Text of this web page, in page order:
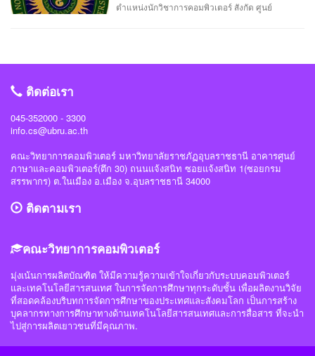
ตำแหน่งนักวิชาการคอมพิวเตอร์ สังกัด ศูนย์
2. เจ้าหน้าที่ประจำโครงการผลิตสื่อดิจิตอลเพื่อการ
ติดต่อเรา
045-352000 - 3300
info.cs@ubru.ac.th
คณะวิทยาการคอมพิวเตอร์ มหาวิทยาลัยราชภัฏอุบลราชธานี อาคารศูนย์
ภาษาและคอมพิวเตอร์(ตึก 30) ถนนแจ้งสนิท ซอยแจ้งสนิท 1(ซอยกรม
สรรพากร) ต.ในเมือง อ.เมือง จ.อุบลราชธานี 34000
ติดตามเรา
คณะวิทยาการคอมพิวเตอร์
มุ่งเน้นการผลิตบัณฑิต ให้มีความรู้ความเข้าใจเกี่ยวกับระบบคอมพิวเตอร์
และเทคโนโลยีสารสนเทศ ในการจัดการศึกษาทุกระดับชั้น เพื่อผลิตงานวิจัย
ที่สอดคล้องบริบทการจัดการศึกษาของประเทศและสังคมโลก เป็นการสร้าง
บุคลากรทางการศึกษาทางด้านเทคโนโลยีสารสนเทศและการสื่อสาร ที่จะนำ
ไปสู่การผลิตเยาวชนที่มีคุณภาพ.